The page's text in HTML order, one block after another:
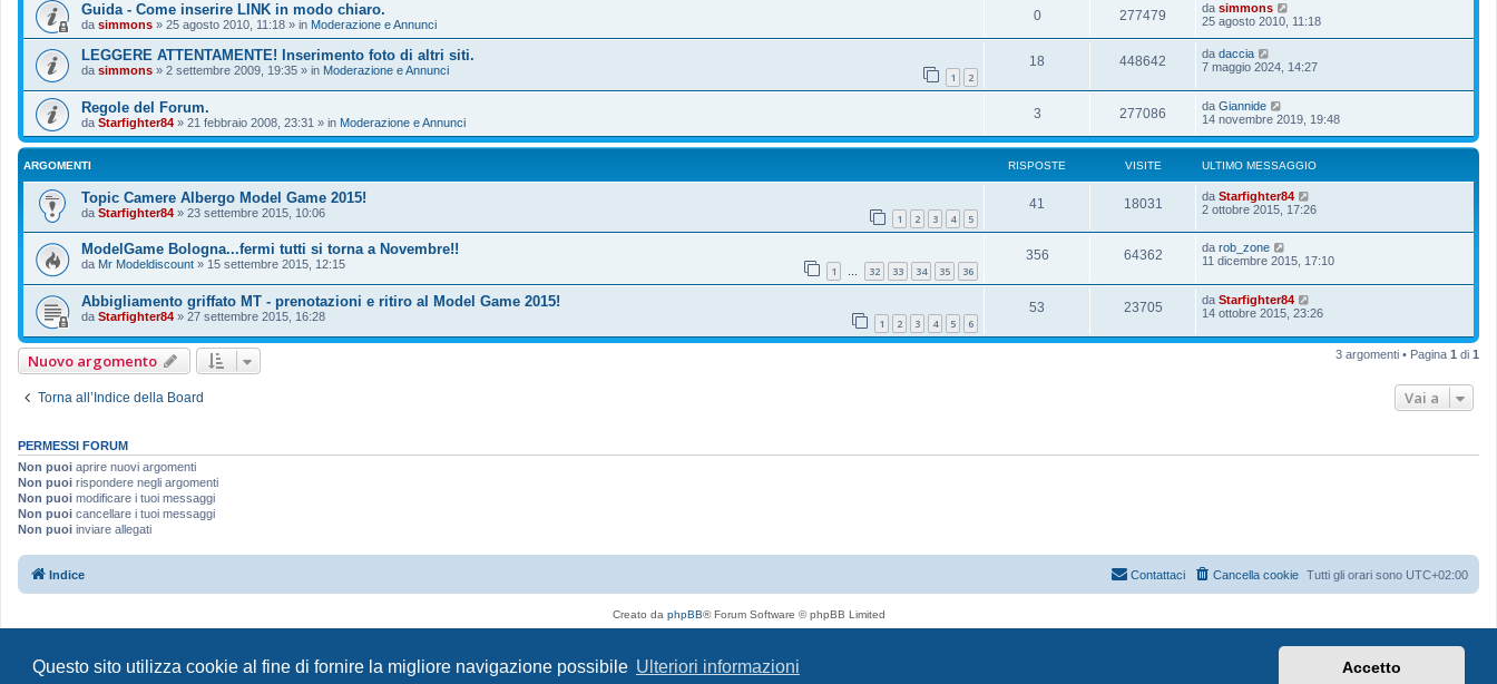
Questo sito utilizza cookie al fine di fornire la migliore navigazione possibile Ulteriori informazioni Accetto
Guida - Come inserire LINK in modo chiaro.
da simmons » 25 agosto 2010, 11:18 » in Moderazione e Annunci
0 277479 da simmons
25 agosto 2010, 11:18
LEGGERE ATTENTAMENTE! Inserimento foto di altri siti.
da simmons » 2 settembre 2009, 19:35 » in Moderazione e Annunci 1 2
18 448642 da daccia
7 maggio 2024, 14:27
Regole del Forum.
da Starfighter84 » 21 febbraio 2008, 23:31 » in Moderazione e Annunci
3 277086 da Giannide
14 novembre 2019, 19:48
ARGOMENTI RISPOSTE VISITE ULTIMO MESSAGGIO
Topic Camere Albergo Model Game 2015!
da Starfighter84 » 23 settembre 2015, 10:06 1 2 3 4 5
41 18031 da Starfighter84
2 ottobre 2015, 17:26
ModelGame Bologna...fermi tutti si torna a Novembre!!
da Mr Modeldiscount » 15 settembre 2015, 12:15 1 … 32 33 34 35 36
356 64362 da rob_zone
11 dicembre 2015, 17:10
Abbigliamento griffato MT - prenotazioni e ritiro al Model Game 2015!
da Starfighter84 » 27 settembre 2015, 16:28 1 2 3 4 5 6
53 23705 da Starfighter84
14 ottobre 2015, 23:26
Nuovo argomento 3 argomenti • Pagina 1 di 1
Torna all’Indice della Board Vai a
PERMESSI FORUM
Non puoi aprire nuovi argomenti
Non puoi rispondere negli argomenti
Non puoi modificare i tuoi messaggi
Non puoi cancellare i tuoi messaggi
Non puoi inviare allegati
Indice Tutti gli orari sono UTC+02:00
Cancella cookie
Contattaci
Creato da phpBB® Forum Software © phpBB Limited